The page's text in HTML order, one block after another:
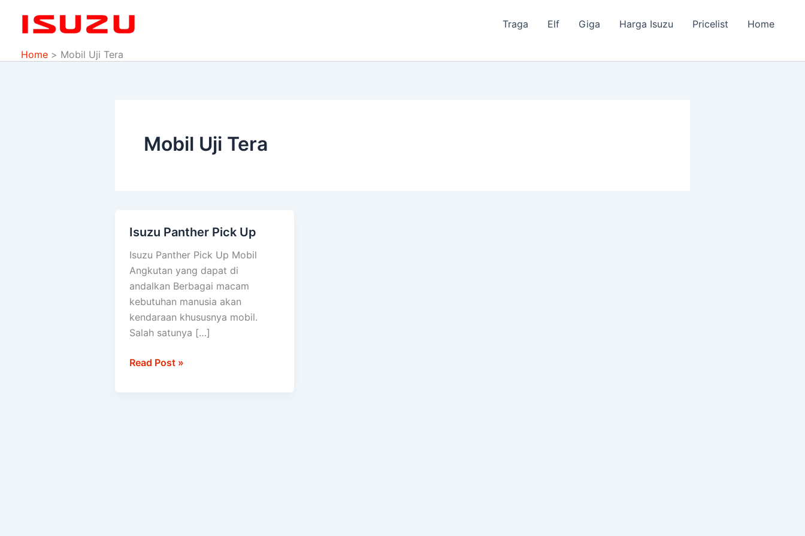
Traga Elf Giga Harga Isuzu Pricelist Home
Home Mobil Uji Tera
Mobil Uji Tera
Isuzu Panther Pick Up
Isuzu Panther Pick Up Mobil
Angkutan yang dapat di
andalkan Berbagai macam
kebutuhan manusia akan
kendaraan khususnya mobil.
Salah satunya […]
Isuzu
Read Post »